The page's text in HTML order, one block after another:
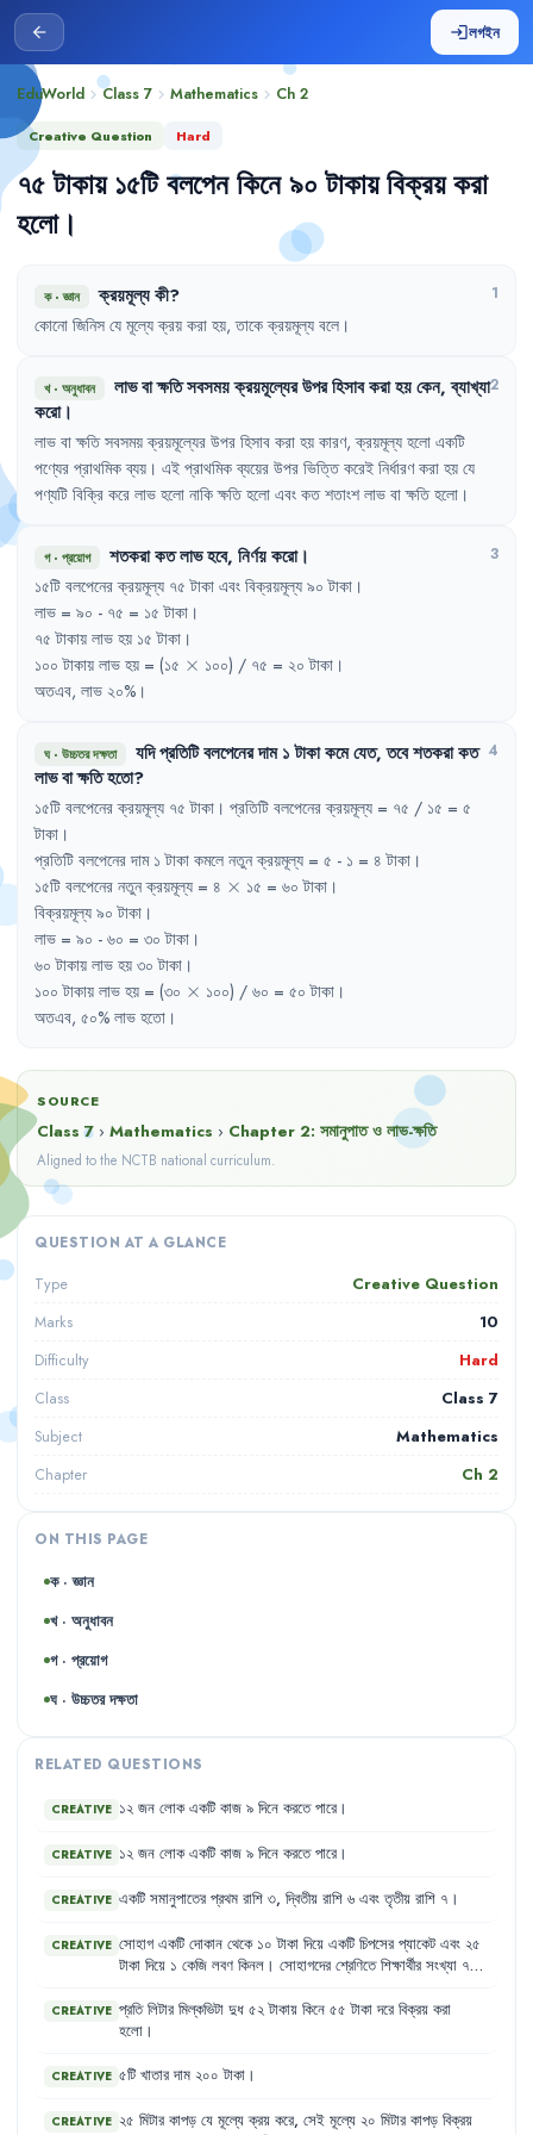
arrow_back loginলগইন
EduWorld chevron_rightClass 7 chevron_right Mathematics chevron_right Ch 2
Creative Question Hard
৭৫ টাকায় ১৫টি বলপেন কিনে ৯০ টাকায় বিক্রয় করা
হলো।
ক·জ্ঞান ক্রয়মূল্যকী? 1
কোনো জিনিস যে মূল্যে ক্রয় করা হয়, তাকে ক্রয়মূল্য বলে ।
খ· অনুধাবন লাভবাক্ষতিসবসময়ক্রয়মূল্যেরউপরহিসাবকরাহয়কেন, ব্যাখ্যা
করো।
2
লাভ বা ক্ষতি সবসময় ক্রয়মূল্যের উপর হিসাব করা হয় কারণ, ক্রয়মূল্য হলো একটি
পণ্যের প্রাথমিক ব্যয় । এই প্রাথমিক ব্যয়ের উপর ভিত্তি করেই নির্ধারণ করা হয় যে
পণ্যটি বিক্রি করে লাভ হলো নাকি ক্ষতি হলো এবং কত শতাংশ লাভ বা ক্ষতি হলো ।
গ· প্রয়োগ শতকরাকতলাভহবে, নির্ণয়করো। 3
১৫টি বলপেনের ক্রয়মূল্য ৭৫ টাকা এবং বিক্রয়মূল্য ৯০ টাকা ।
লাভ = ৯০ - ৭৫ = ১৫ টাকা ।
৭৫ টাকায় লাভ হয় ১৫ টাকা ।
১০০ টাকায় লাভ হয় = (১৫ \times
× ১০০) / ৭৫ = ২০ টাকা ।
অতএব, লাভ ২০% ।
ঘ· উচ্চতর দক্ষতা যদিপ্রতিটিবলপেনেরদাম ১ টাকাকমেযেত, তবেশতকরাকত
লাভবাক্ষতিহতো?
4
১৫টি বলপেনের ক্রয়মূল্য ৭৫ টাকা । প্রতিটি বলপেনের ক্রয়মূল্য = ৭৫ / ১৫ = ৫
টাকা ।
প্রতিটি বলপেনের দাম ১ টাকা কমলে নতুন ক্রয়মূল্য = ৫ - ১ = ৪ টাকা ।
১৫টি বলপেনের নতুন ক্রয়মূল্য = ৪ \times
× ১৫ = ৬০ টাকা ।
বিক্রয়মূল্য ৯০ টাকা ।
লাভ = ৯০ - ৬০ = ৩০ টাকা ।
৬০ টাকায় লাভ হয় ৩০ টাকা ।
১০০ টাকায় লাভ হয় = (৩০ \times
× ১০০) / ৬০ = ৫০ টাকা ।
অতএব, ৫০% লাভ হতো ।
SOURCE
Class 7 › Mathematics › Chapter 2: সমানুপাত ও লাভ-ক্ষতি
Aligned to the NCTB national curriculum.
QUESTION AT A GLANCE
Type Creative Question
Marks 10
Difficulty Hard
Class Class 7
Subject Mathematics
Chapter Ch 2
ON THIS PAGE
ক · জ্ঞান
খ · অনুধাবন
গ · প্রয়োগ
ঘ · উচ্চতর দক্ষতা
RELATED QUESTIONS
CREATIVE ১২ জন লোক একটি কাজ ৯ দিনে করতে পারে ।
CREATIVE ১২ জন লোক একটি কাজ ৯ দিনে করতে পারে ।
CREATIVE একটি সমানুপাতের প্রথম রাশি ৩, দ্বিতীয় রাশি ৬ এবং তৃতীয় রাশি ৭ ।
CREATIVE সোহাগ একটি দোকান থেকে ১০ টাকা দিয়ে একটি চিপসের প্যাকেট এবং ২৫
টাকা দিয়ে ১ কেজি লবণ কিনল । সোহাগদের শ্রেণিতে শিক্ষার্থীর সংখ্যা ৭০
CREATIVE প্রতি লিটার মিল্কভিটা দুধ ৫২ টাকায় কিনে ৫৫ টাকা দরে বিক্রয় করা
হলো ।
CREATIVE ৫টি খাতার দাম ২০০ টাকা ।
CREATIVE ২৫ মিটার কাপড় যে মূল্যে ক্রয় করে, সেই মূল্যে ২০ মিটার কাপড় বিক্রয়